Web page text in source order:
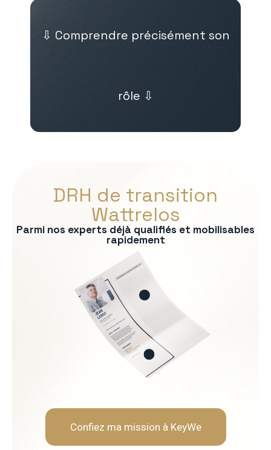
⇩ Comprendre précisément son
rôle ⇩
DRH de transition
Wattrelos
Parmi nos experts déjà qualifiés et mobilisables
rapidement
Soft Skills recherchées :
Écoute et intelligence
Fermeté et équité
Gestion des tensions et
Confiez ma mission à KeyWe